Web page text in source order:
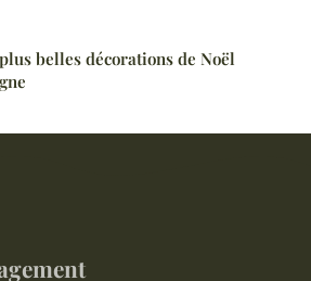
belles décorations de Noël